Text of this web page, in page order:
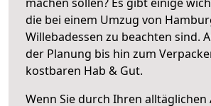
die bei einem Umzug von
Willebadessen zu beachten sind.
der Planung bis hin zum
kostbaren Hab & Gut.
Wenn Sie durch Ihren alltäglichen